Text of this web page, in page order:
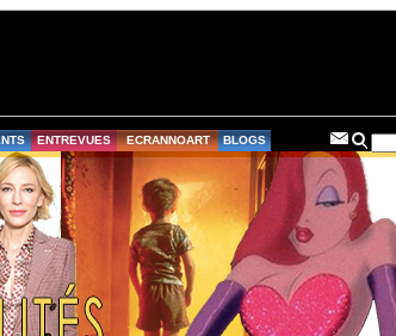
ENTREVUES ECRANNOART BLOGS